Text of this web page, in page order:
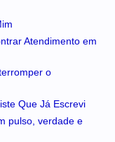
Atendimento em
o
Que Já Escrevi
pulso, verdade e